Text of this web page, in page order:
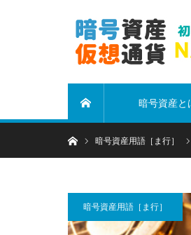
暗号資産と
ホーム暗号資産用語［ま行］
暗号資産用語［ま行］